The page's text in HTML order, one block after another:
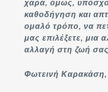
χαρά, όμως,
καθοδήγηση και
ομαλό τρόπο, να
μας επιλέξετε, μια
αλλαγή στη ζωή
Φωτεινή Καρακάση,